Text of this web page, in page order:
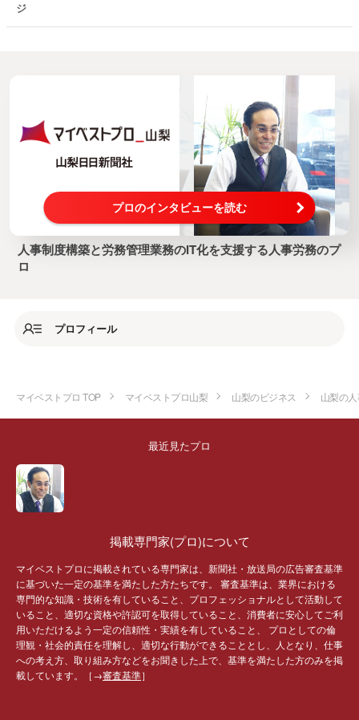
ジ
プロのインタビューを読む
人事制度構築と労務管理業務のIT化を支援する人事労務のプ
ロ
プロフィール
マイベストプロ TOP マイベストプロ山梨 山梨のビジネス 山梨の
最近見たプロ
掲載専門家(プロ)について
マイベストプロに掲載されている専門家は、新聞社・放送局の広告審査基準
に基づいた一定の基準を満たした方たちです。 審査基準は、業界における
専門的な知識・技術を有していること、プロフェッショナルとして活動して
いること、適切な資格や許認可を取得していること、消費者に安心してご利
用いただけるよう一定の信頼性・実績を有していること、 プロとしての倫
理観・社会的責任を理解し、適切な行動ができることとし、人となり、仕事
への考え方、取り組み方などをお聞きした上で、基準を満たした方のみを掲
載しています。［→審査基準］